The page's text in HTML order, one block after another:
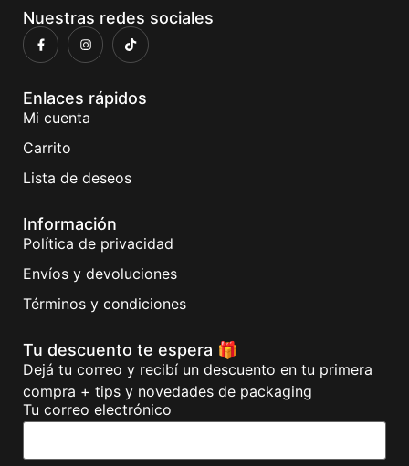
Nuestras redes sociales
Enlaces rápidos
Mi cuenta
Carrito
Lista de deseos
Información
Política de privacidad
Envíos y devoluciones
Términos y condiciones
Tu descuento te espera 🎁
Dejá tu correo y recibí un descuento en tu primera
compra + tips y novedades de packaging
Tu correo electrónico